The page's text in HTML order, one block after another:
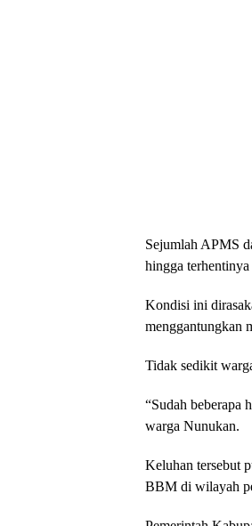
Sejumlah APMS
hingga
Kondisi ini
menggantungkan
Tidak sedikit
“Sudah beberapa
warga Nunukan.
Keluhan tersebut
BBM di wilayah